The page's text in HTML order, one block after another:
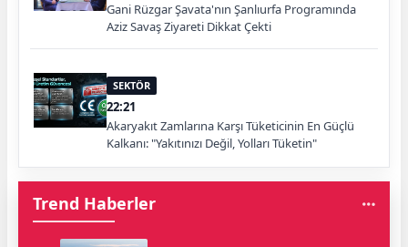
Gani Rüzgar Şavata'nın Şanlıurfa Programında
Aziz Savaş Ziyareti Dikkat Çekti
SEKTÖR
22:21
Akaryakıt Zamlarına Karşı Tüketicinin En Güçlü
Kalkanı: "Yakıtınızı Değil, Yolları Tüketin"
Trend Haberler